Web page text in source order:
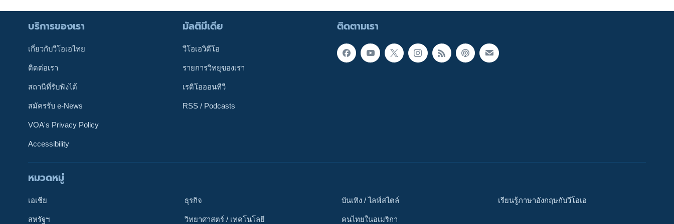
ติดตามเรา
ติดตามเรา
บริการของเรา
เกี่ยวกับวีโอเอไทย
ติดต่อเรา
สถานีที่รับฟังได้
สมัครรับ e-News
VOA's Privacy Policy
Accessibility
มัลติมีเดีย
วีโอเอวิดีโอ
รายการวิทยุของเรา
เรดิโอออนทีวี
RSS / Podcasts
หมวดหมู่
เอเชีย
สหรัฐฯ
ธุรกิจ
วิทยาศาสตร์ / เทคโนโลยี
บันเทิง / ไลฟ์สไตล์
คนไทยในอเมริกา
เรียนรู้ภาษาอังกฤษกับวีโอเอ